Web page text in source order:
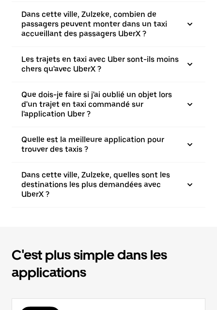
Dans cette ville, Zulzeke, combien de
passagers peuvent monter dans un taxi
accueillant des passagers UberX ?
Les trajets en taxi avec Uber sont-ils moins
chers qu'avec UberX ?
Que dois-je faire si j'ai oublié un objet lors
d'un trajet en taxi commandé sur
l'application Uber ?
Quelle est la meilleure application pour
trouver des taxis ?
Dans cette ville, Zulzeke, quelles sont les
destinations les plus demandées avec
UberX ?
C'est plus simple dans les
applications